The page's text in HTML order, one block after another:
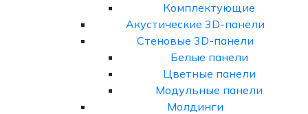
Комплектующие
Акустические 3D-панели
Стеновые 3D-панели
Белые панели
Цветные панели
Модульные панели
Молдинги